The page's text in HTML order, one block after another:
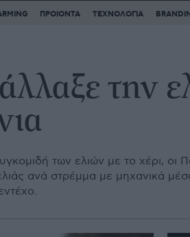
ΠΡΟΙΟΝΤΑ ΤΕΧΝΟΛΟΓΙΑ
την
των ελιών με το χέρι, οι
ανά στρέμμα με μηχανικά